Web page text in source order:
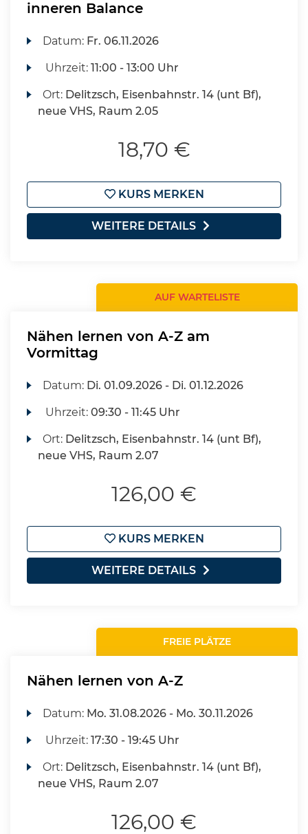
inneren Balance
Datum: Fr. 06.11.2026
Uhrzeit:11:00 - 13:00 Uhr
Ort: Delitzsch, Eisenbahnstr. 14 (unt Bf),
neue VHS, Raum 2.05
18,70 €
KURS MERKEN
WEITERE DETAILS
AUF WARTELISTE
Nähen lernen von A-Z am
Vormittag
Datum: Di. 01.09.2026 - Di. 01.12.2026
Uhrzeit:09:30 - 11:45 Uhr
Ort: Delitzsch, Eisenbahnstr. 14 (unt Bf),
neue VHS, Raum 2.07
126,00 €
KURS MERKEN
WEITERE DETAILS
FREIE PLÄTZE
Nähen lernen von A-Z
Datum: Mo. 31.08.2026 - Mo. 30.11.2026
Uhrzeit:17:30 - 19:45 Uhr
Ort: Delitzsch, Eisenbahnstr. 14 (unt Bf),
neue VHS, Raum 2.07
126,00 €